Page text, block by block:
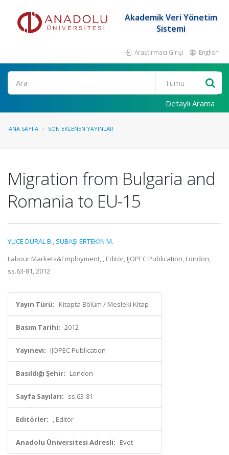
Akademik Veri Yönetim
Sistemi
Araştırmacı Girişi English
Ara
Detaylı Arama
ANA SAYFA SON EKLENEN YAYINLAR
Migration from Bulgaria and
Romania to EU-15
YÜCE DURAL B., SUBAŞI ERTEKİN M.
Labour Markets&Employment, , Editör, IJOPEC Publication, London,
ss.63-81, 2012
Yayın Türü: Kitapta Bölüm / Mesleki Kitap
Basım Tarihi: 2012
Yayınevi: IJOPEC Publication
Basıldığı Şehir: London
Sayfa Sayıları: ss.63-81
Editörler: , Editör
Anadolu Üniversitesi Adresli: Evet